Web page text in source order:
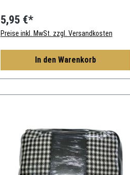
5,95 €*
Preise inkl. MwSt. zzgl. Versandkosten
In den Warenkorb